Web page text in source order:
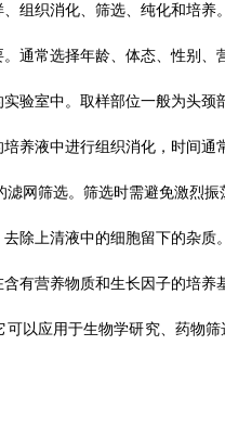
织消化、筛选、纯化和培养
常选择年龄、体态、性别、
室中。取样部位一般为头颈
液中进行组织消化，时间通
筛选。筛选时需避免激烈振
上清液中的细胞留下的杂质
营养物质和生长因子的培养
应用于生物学研究、药物筛